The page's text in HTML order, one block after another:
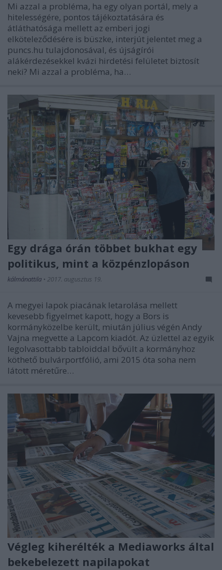
Mi azzal a probléma, ha egy olyan portál, mely a
hitelességére, pontos tájékoztatására és
átláthatósága mellett az emberi jogi
elköteleződésére is büszke, interjút jelentet meg a
puncs.hu tulajdonosával, és újságírói
alákérdezésekkel kvázi hirdetési felületet biztosít
neki? Mi azzal a probléma, ha…
Egy drága órán többet bukhat egy
politikus, mint a közpénzlopáson
kálmánattila • 2017. augusztus 19.
A megyei lapok piacának letarolása mellett
kevesebb figyelmet kapott, hogy a Bors is
kormányközelbe került, miután július végén Andy
Vajna megvette a Lapcom kiadót. Az üzlettel az egyik
legolvasottabb tabloiddal bővült a kormányhoz
köthető bulvárportfólió, ami 2015 óta soha nem
látott méretűre…
Végleg kiherélték a Mediaworks által
bekebelezett napilapokat